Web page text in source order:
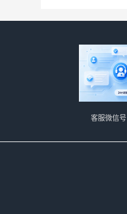
客服微信号